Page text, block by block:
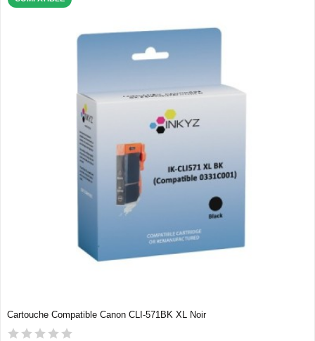
Cartouche Compatible Canon CLI-571BK XL Noir